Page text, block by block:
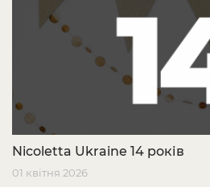
Nicoletta Ukraine 14 років
01 квітня 2026